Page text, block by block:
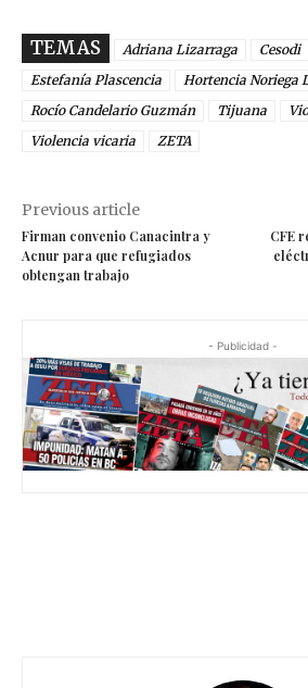
TEMAS Adriana Lizarraga
Cesodi
Estefanía Plascencia
Hortencia Noriega
Rocío Candelario Guzmán
Tijuana
Violencia vicaria
ZETA
Previous article
Firman convenio Canacintra y
Acnur para que refugiados
obtengan trabajo
CFE
- Publicidad -